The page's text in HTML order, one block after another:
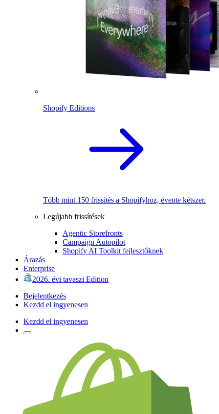
Shopify Editions
Több mint 150 frissítés a Shopifyhoz, évente kétszer.
Legújabb frissítések
Agentic Storefronts
Campaign Autopilot
Shopify AI Toolkit fejlesztőknek
Árazás
Enterprise
2026. évi tavaszi Edition
Bejelentkezés
Kezdd el ingyenesen
Kezdd el ingyenesen